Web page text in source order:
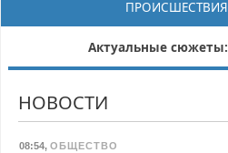
ПРОИСШЕСТВИЯ
Актуальные сюжеты:
НОВОСТИ
08:54, ОБЩЕСТВО